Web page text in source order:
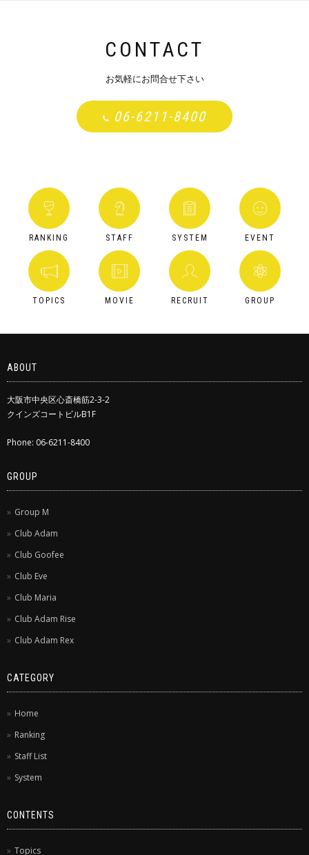
CONTACT
お気軽にお問合せ下さい
06-6211-8400
RANKING STAFF SYSTEM EVENT
TOPICS MOVIE RECRUIT GROUP
ABOUT
大阪市中央区心斎橋筋2-3-2
クインズコートビルB1F
Phone: 06-6211-8400
GROUP
Group M
Club Adam
Club Goofee
Club Eve
Club Maria
Club Adam Rise
Club Adam Rex
CATEGORY
Home
Ranking
Staff List
System
CONTENTS
Topics